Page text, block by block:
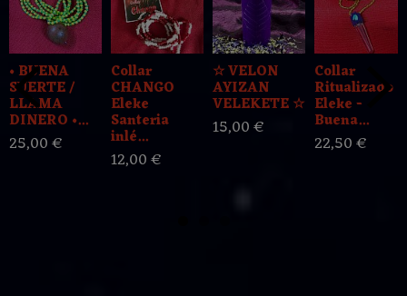
• BUENA
SUERTE /
LLAMA
DINERO •...
25,00 €
Collar
CHANGO
Eleke
Santeria
inlé...
12,00 €
☆ VELON
AYIZAN
VELEKETE ☆
15,00 €
Collar
Ritualizado
Eleke -
Buena...
22,50 €